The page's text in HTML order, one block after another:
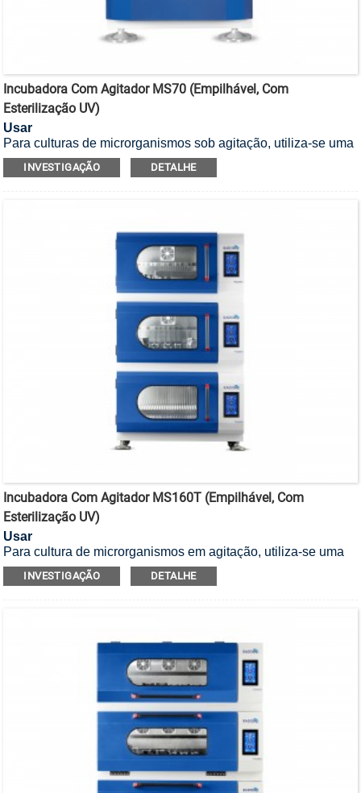
Incubadora Com Agitador MS70 (empilhável, Com
Esterilização UV)
Usar
Para culturas de microrganismos sob agitação, utiliza-se uma
incubadora agitadora empilhável com esterilização UV.
INVESTIGAÇÃO DETALHE
Incubadora Com Agitador MS160T (empilhável, Com
Esterilização UV)
Usar
Para cultura de microrganismos em agitação, utiliza-se uma
incubadora agitadora empilhável com esterilização UV.
INVESTIGAÇÃO DETALHE